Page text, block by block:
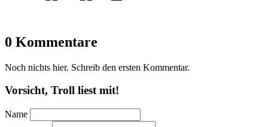
0 Kommentare
Noch nichts hier. Schreib den ersten Kommentar.
Vorsicht, Troll liest mit!
Name